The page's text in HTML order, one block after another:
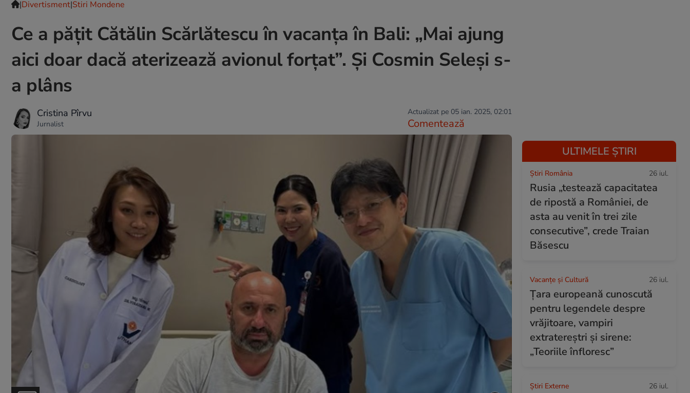
|Divertisment|Stiri Mondene
Ce a pățit Cătălin Scărlătescu în vacanța în Bali: „Mai ajung
aici doar dacă aterizează avionul forțat”. Și Cosmin Seleși s-
a plâns
Cristina Pîrvu
Jurnalist
Actualizat pe 05 ian. 2025, 02:01
Comentează
ULTIMELE ȘTIRI
Știri România 26 iul.
Rusia „testează capacitatea
de ripostă a României, de
asta au venit în trei zile
consecutive”, crede Traian
Băsescu
Vacanțe și Cultură 26 iul.
Țara europeană cunoscută
pentru legendele despre
vrăjitoare, vampiri
extratereștri și sirene:
„Teoriile înfloresc”
Știri Externe 26 iul.